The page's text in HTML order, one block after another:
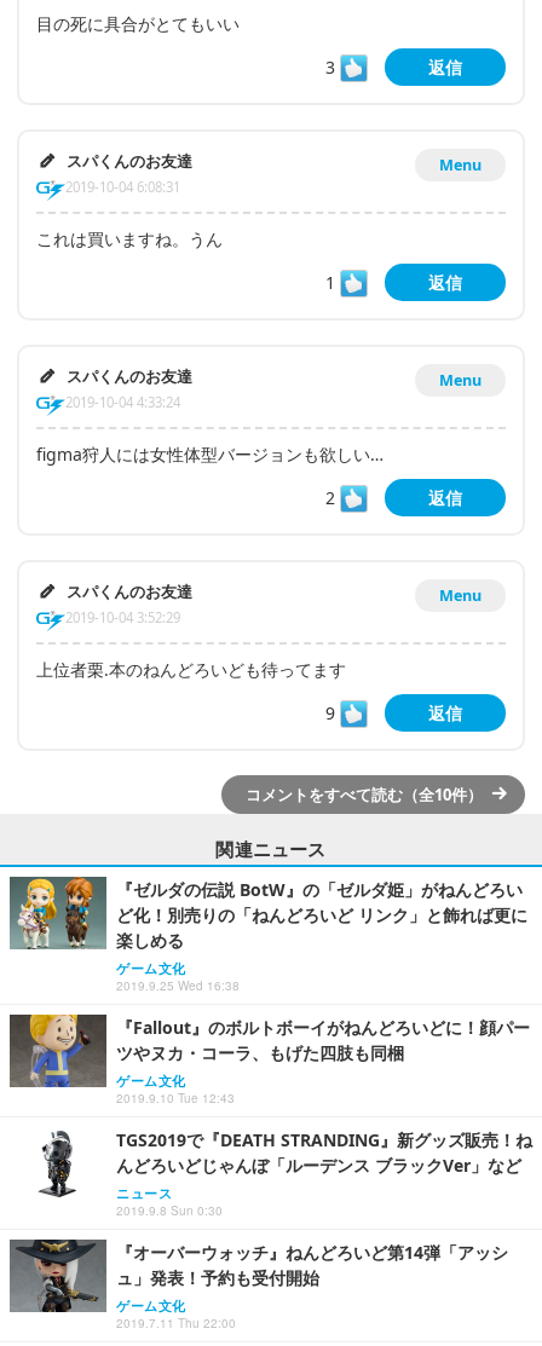
目の死に具合がとてもいい
3
返信
Menu
スパくんのお友達
2019-10-04 6:08:31
これは買いますね。うん
1
返信
Menu
スパくんのお友達
2019-10-04 4:33:24
figma狩人には女性体型バージョンも欲しい…
2
返信
Menu
スパくんのお友達
2019-10-04 3:52:29
上位者栗.本のねんどろいども待ってます
9
返信
コメントをすべて読む（全10件）
関連ニュース
『ゼルダの伝説 BotW』の「ゼルダ姫」がねんどろい
ど化！別売りの「ねんどろいど リンク」と飾れば更に
楽しめる
ゲーム文化
2019.9.25 Wed 16:38
『Fallout』のボルトボーイがねんどろいどに！顔パー
ツやヌカ・コーラ、もげた四肢も同梱
ゲーム文化
2019.9.10 Tue 12:43
TGS2019で『DEATH STRANDING』新グッズ販売！ね
んどろいどじゃんぼ「ルーデンス ブラックVer」など
ニュース
2019.9.8 Sun 0:30
『オーバーウォッチ』ねんどろいど第14弾「アッシ
ュ」発表！予約も受付開始
ゲーム文化
2019.7.11 Thu 22:00